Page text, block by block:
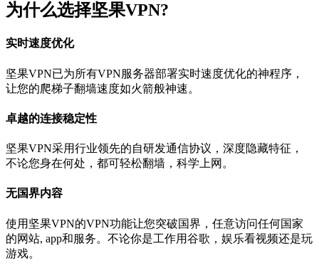
为什么选择坚果VPN?
实时速度优化
坚果VPN已为所有VPN服务器部署实时速度优化的神程序，
让您的爬梯子翻墙速度如火箭般神速。
卓越的连接稳定性
坚果VPN采用行业领先的自研发通信协议，深度隐藏特征，
不论您身在何处，都可轻松翻墙，科学上网。
无国界内容
使用坚果VPN的VPN功能让您突破国界，任意访问任何国家
的网站, app和服务。不论你是工作用谷歌，娱乐看视频还是玩
游戏。